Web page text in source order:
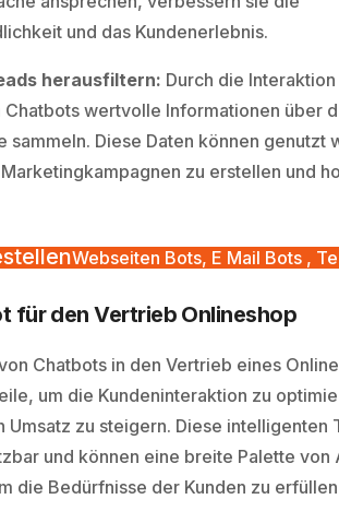
und das Kundenerlebnis.
herausfiltern: Durch die
Chatbots wertvolle Informationen über
sammeln. Diese Daten können genutzt
zu erstellen und
Webseiten Bots, E Mail Bots ,
für den Vertrieb Onlineshop
Chatbots in den Vertrieb eines
um die Kundeninteraktion zu
Umsatz zu steigern. Diese intelligenten
und können eine breite Palette von
die Bedürfnisse der Kunden zu